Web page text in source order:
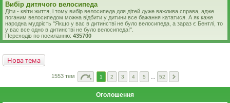
Вибір дитячого велосипеда
Діти - квіти життя, і тому вибір велосипеда для дітей дуже важлива справа, адже
поганим велосипедом можна відбити у дитини все бажання кататися. А як каже
народна мудрість "Якщо у вас в дитинстві не було велосипеда, а зараз є Бентлі, то
у вас все одно в дитинстві не було велосипеда!".
Переходів по посиланню: 435700
Нова тема
1553 тем 1 2 3 4 5 52
Оголошення